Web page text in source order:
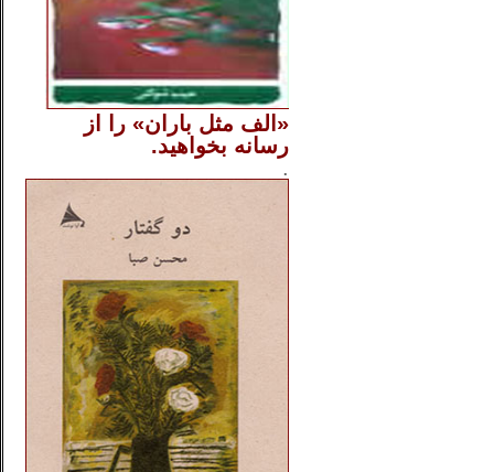
«الف مثل باران» را از
رسانه بخواهید.
.